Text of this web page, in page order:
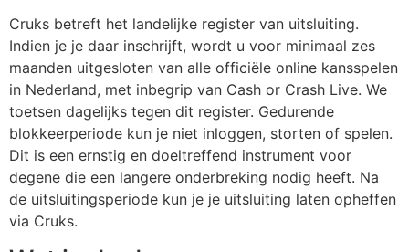
Cruks betreft het landelijke register van uitsluiting.
Indien je je daar inschrijft, wordt u voor minimaal zes
maanden uitgesloten van alle officiële online kansspelen
in Nederland, met inbegrip van Cash or Crash Live. We
toetsen dagelijks tegen dit register. Gedurende
blokkeerperiode kun je niet inloggen, storten of spelen.
Dit is een ernstig en doeltreffend instrument voor
degene die een langere onderbreking nodig heeft. Na
de uitsluitingsperiode kun je je uitsluiting laten opheffen
via Cruks.